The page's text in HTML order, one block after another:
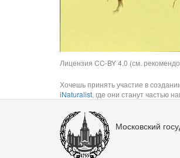
Лицензия CC-BY 4.0 (см.
Хочешь принять участие в
iNaturalist, где они станут частью
Московский